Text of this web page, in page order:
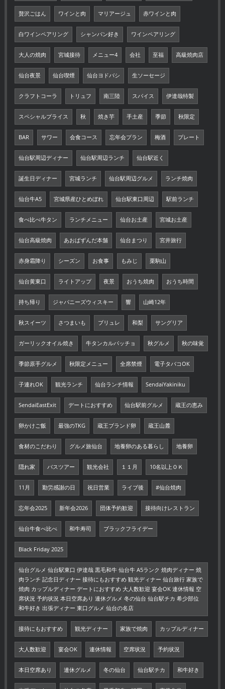
贅沢ごはん ワインと肉 マリアージュ 赤ワインと肉
白ワインペアリング シャンパン好き ワインペアリング
大人の焼肉 宮城接待 メニュー4 会社 至福 高級焼肉店
仙台夜景 仙台喫煙 仙台ヨドバシ 生ソーセージ
クラフトコーラ トリュフ 南三陸 スパイス 伊達哉特製
スペシャルプライス 秋 焼き芋 手土産 季節 秋限定
BAR サワー 会食コース 忘年会プラン 梅酒 プレート
仙台駅周辺ディナー 仙台駅周辺ランチ 仙台駅近く
誕生日ディナー 宮城ランチ 仙台駅周辺グルメ ランチ焼肉
仙台牛A5 宮城県産ひとめぼれ 仙台駅東口周辺 駅前ランチ
食べ比べ牛タン ランチメニュー 仙台お土産 宮城お土産
仙台高級焼肉 あおばずんだ本舗 仙台まつり 宮井旅行
赤身霜降り シーズン お食事 もみじ 栗駒山
仙台黄東口 ライトアップ 夜景 おうち焼肉 おうち時間
持ち帰り ジャパニーズウィスキー 響 山崎12年
秋スイーツ さつまいも ブリュレ 和梨 サングリア
ガーリックオイル焼き 牛タンカルパッチョ 秋グルメ 秋の味覚
季節原手グルメ 秋限定メニュー 全席禁煙 電子タバコOK
子連れOK 観光ランチ 仙台ランチ情報 SendaiYakiniku
SendaiEastExit デートにおすすめ 仙台駅前グルメ 蔵王の恵み
卵かけご飯 最強のTKG 蔵王ブランド卵 蔵王山麓
食材のこだわり グルメ旅仙台 地養卵のある暮らし 地養卵
隠れ家 バスツアー 観光会社 １１月 10名以上ＯＫ
11月 勤労感謝の日 祝日営業 ライブ後 #仙台焼肉
忘年会2025 新年会2026 団体予約歓迎 接待向けレストラン
仙台牛食べ比べ 和牛寿司 ブラックフライデー
Black Friday 2025
仙台グルメ 仙台駅東口 伊達哉 黒毛和牛 仙台牛 A5ランク 焼肉ディナー 焼
肉ランチ 記念日ディナー 接待にもおすすめ 観光ディナー 仙台旅行 家族で
焼肉 カップルディナー デートにおすすめ 大人数歓迎 宴会OK 連休情報 空
席状況 予約状況 本日空席あり 連休グルメ 冬の仙台 仙台駅チカ 希少部位
和牛好き 出張ディナー 東口グルメ 仙台の名店
接待にもおすすめ 観光ディナー 家族で焼肉 カップルディナー
大人数歓迎 宴会OK 連休情報 空席状況 予約状況
本日空席あり 連休グルメ 冬の仙台 仙台駅チカ 和牛好き